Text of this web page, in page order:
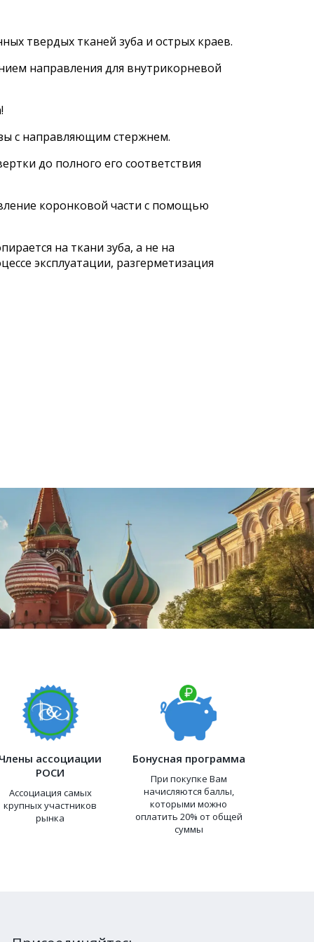
твердых тканей зуба и острых краев.
направления для внутрикорневой
с направляющим стержнем.
до полного его соответствия
коронковой части с помощью
на ткани зуба, а не на
эксплуатации, разгерметизация
ассоциации
РОСИ
Ассоциация самых
крупных участников
рынка
Бонусная программа
При покупке Вам
начисляются баллы,
которыми можно
оплатить 20% от общей
суммы